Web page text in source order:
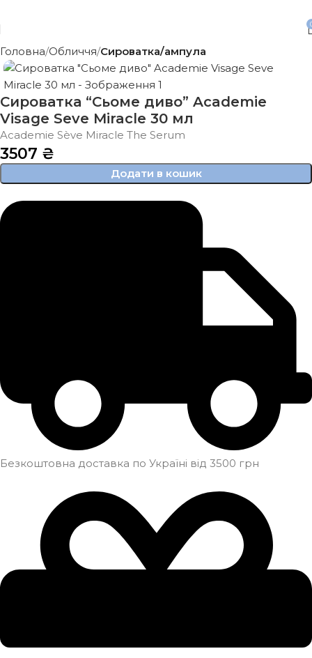
Головна Обличчя Сироватка/ампула
Сироватка “Сьоме диво” Academie
Visage Seve Miracle 30 мл
Academie Sève Miracle The Serum
3507 ₴
Додати в кошик
Безкоштовна доставка по Україні від 3500 грн